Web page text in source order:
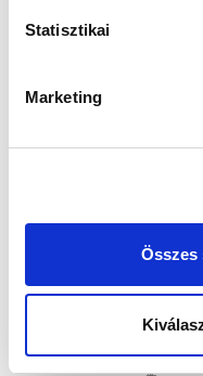
Statisztikai
Marketing
Összes